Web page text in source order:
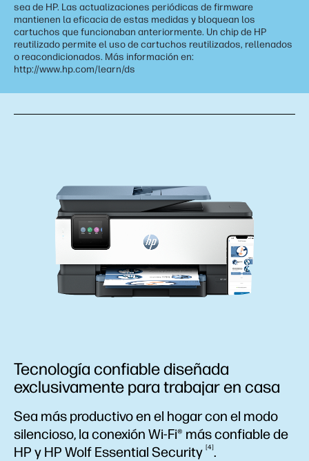
sea de HP. Las actualizaciones periódicas de firmware
mantienen la eficacia de estas medidas y bloquean los
cartuchos que funcionaban anteriormente. Un chip de HP
reutilizado permite el uso de cartuchos reutilizados, rellenados
o reacondicionados. Más información en:
http://www.hp.com/learn/ds
Tecnología confiable diseñada
exclusivamente para trabajar en casa
Sea más productivo en el hogar con el modo
silencioso, la conexión Wi-Fi® más confiable de
HP y HP Wolf Essential Security 4 .